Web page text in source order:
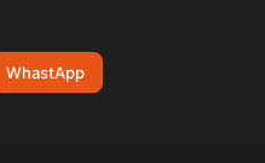
WhastApp